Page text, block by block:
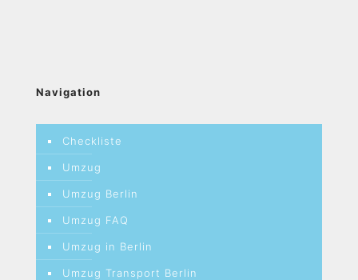
Navigation
Checkliste
Umzug
Umzug Berlin
Umzug FAQ
Umzug in Berlin
Umzug Transport Berlin